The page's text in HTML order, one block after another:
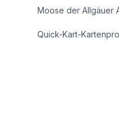
Moose der Allgäuer
Quick-Kart-